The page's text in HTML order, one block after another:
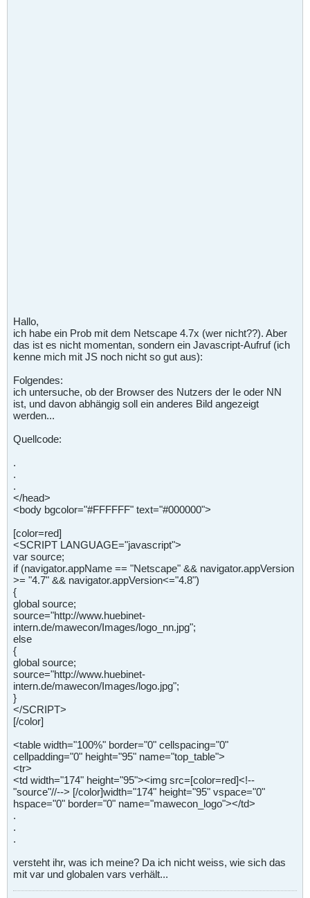
Hallo,
ich habe ein Prob mit dem Netscape 4.7x (wer nicht??). Aber
das ist es nicht momentan, sondern ein Javascript-Aufruf (ich
kenne mich mit JS noch nicht so gut aus):
Folgendes:
ich untersuche, ob der Browser des Nutzers der Ie oder NN
ist, und davon abhängig soll ein anderes Bild angezeigt
werden...
Quellcode:
.
.
.
</head>
<body bgcolor="#FFFFFF" text="#000000">
[color=red]
<SCRIPT LANGUAGE="javascript">
var source;
if (navigator.appName == "Netscape" && navigator.appVersion
>= "4.7" && navigator.appVersion<="4.8")
{
global source;
source="http://www.huebinet-
intern.de/mawecon/Images/logo_nn.jpg";
else
{
global source;
source="http://www.huebinet-
intern.de/mawecon/Images/logo.jpg";
}
</SCRIPT>
[/color]
<table width="100%" border="0" cellspacing="0"
cellpadding="0" height="95" name="top_table">
<tr>
<td width="174" height="95"><img src=[color=red]<!--
"source"//--> [/color]width="174" height="95" vspace="0"
hspace="0" border="0" name="mawecon_logo"></td>
.
.
.
versteht ihr, was ich meine? Da ich nicht weiss, wie sich das
mit var und globalen vars verhält...